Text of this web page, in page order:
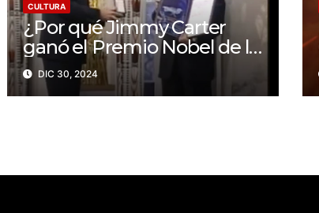
CULTURA
¿Por qué Jimmy Carter
ganó el Premio Nobel de la
Paz?
DIC 30, 2024